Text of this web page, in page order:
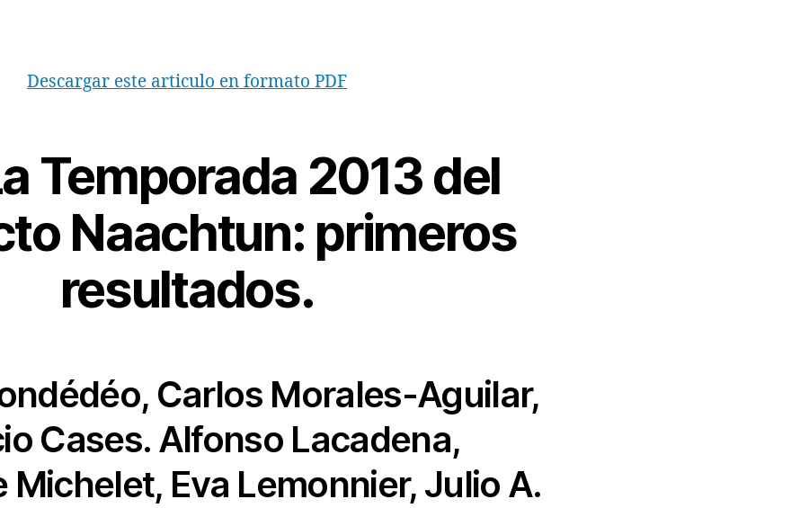
Descargar este articulo en formato PDF
Temporada 2013 del
Naachtun: primeros
resultados.
Carlos Morales-Aguilar,
Cases. Alfonso Lacadena,
Michelet, Eva Lemonnier, Julio A.